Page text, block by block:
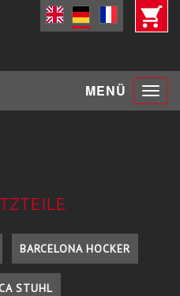
MENÜ Toggle
BARCELONA HOCKER
STUHL